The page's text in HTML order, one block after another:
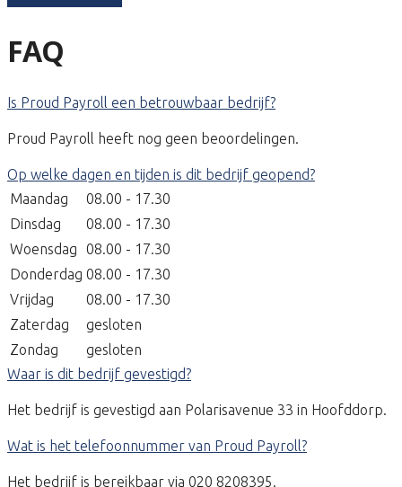
FAQ
Is Proud Payroll een betrouwbaar bedrijf?
Proud Payroll heeft nog geen beoordelingen.
Op welke dagen en tijden is dit bedrijf geopend?
Maandag
08.00 - 17.30
Dinsdag
08.00 - 17.30
Woensdag
08.00 - 17.30
Donderdag 08.00 - 17.30
Vrijdag
08.00 - 17.30
Zaterdag
gesloten
Zondag
gesloten
Waar is dit bedrijf gevestigd?
Het bedrijf is gevestigd aan Polarisavenue 33 in Hoofddorp.
Wat is het telefoonnummer van Proud Payroll?
Het bedrijf is bereikbaar via 020 8208395.